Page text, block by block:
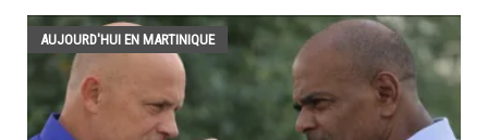
AUJOURD'HUI EN MARTINIQUE